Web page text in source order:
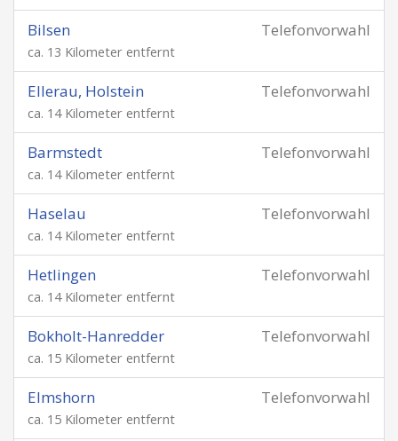
Telefonvorwahl
Bilsen
ca. 13 Kilometer entfernt
Telefonvorwahl
Ellerau, Holstein
ca. 14 Kilometer entfernt
Telefonvorwahl
Barmstedt
ca. 14 Kilometer entfernt
Telefonvorwahl
Haselau
ca. 14 Kilometer entfernt
Telefonvorwahl
Hetlingen
ca. 14 Kilometer entfernt
Telefonvorwahl
Bokholt-Hanredder
ca. 15 Kilometer entfernt
Telefonvorwahl
Elmshorn
ca. 15 Kilometer entfernt